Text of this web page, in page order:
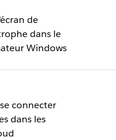
de
dans le
Windows
connecter
dans les